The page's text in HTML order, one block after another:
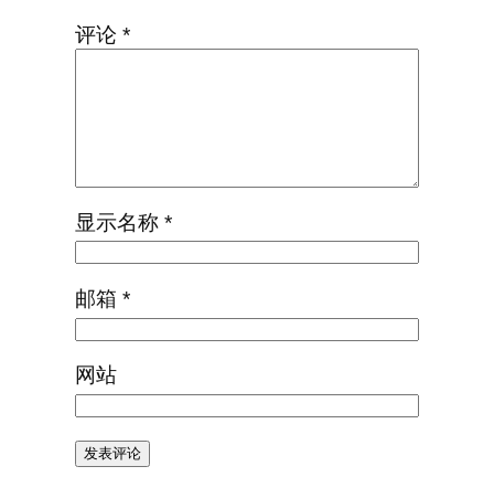
评论 *
显示名称 *
邮箱 *
网站